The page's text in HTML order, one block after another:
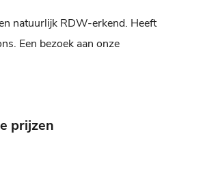
natuurlijk RDW-erkend. Heeft
Een bezoek aan onze
prijzen